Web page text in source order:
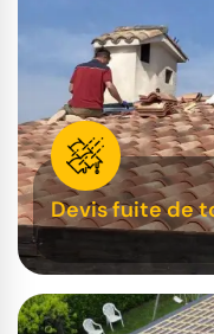
Devis fuite de